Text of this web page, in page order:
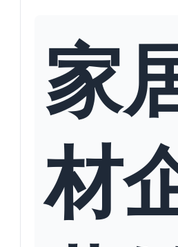
家
材